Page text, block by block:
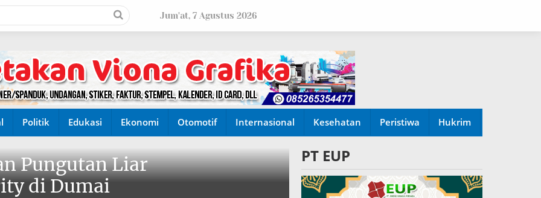
Jum'at, 7 Agustus 2026
Politik Edukasi Ekonomi Otomotif Internasional Kesehatan Peristiwa Hukrim
Pungutan Liar
di Dumai
PT EUP